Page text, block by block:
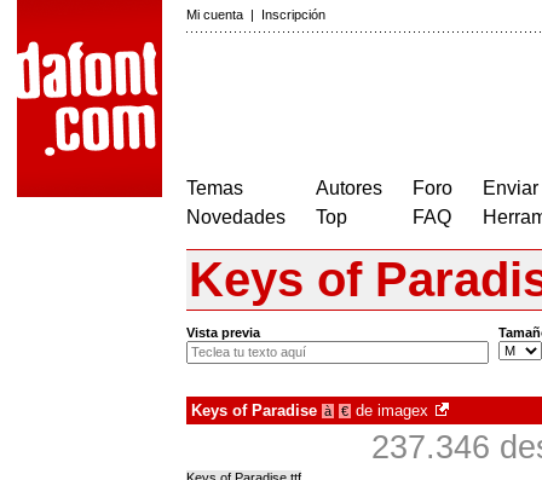
Mi cuenta | Inscripción
Temas
Novedades
Autores
Top
Foro
FAQ
Keys of
Vista previa
Keys of Paradise à € de imagex
237.346